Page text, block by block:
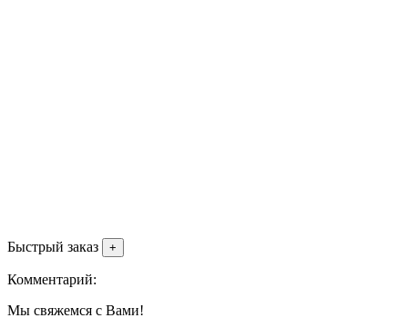
Быстрый заказ +
Комментарий:
Мы свяжемся с Вами!